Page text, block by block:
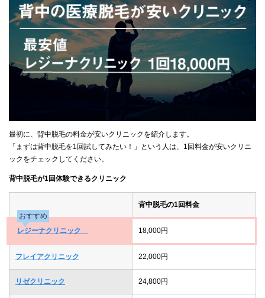
最初に、背中脱毛の料金が安いクリニックを紹介します。
「まずは背中脱毛を1回試してみたい！」という人は、1回料金が安いクリニ
ックをチェックしてください。
背中脱毛が1回体験できるクリニック
背中脱毛の1回料金
おすすめ
レジーナクリニック
18,000円
フレイアクリニック 22,000円
リゼクリニック 24,800円